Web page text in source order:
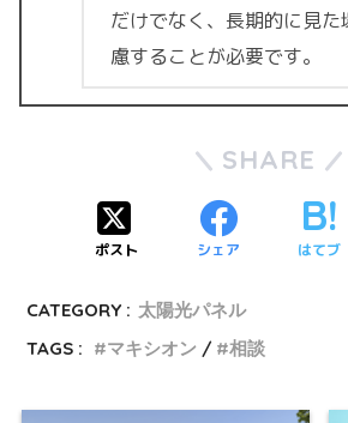
だけでなく、長期的に見
慮することが必要です。
SHARE
ポスト シェア はてブ
CATEGORY : 太陽光パネル
TAGS :
マキシオン 相談